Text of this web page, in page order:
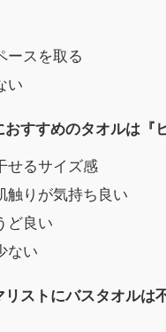
ースを取る
い
おすすめのタオルは『
せるサイズ感
触りが気持ち良い
ど良い
ない
ストにバスタオルは